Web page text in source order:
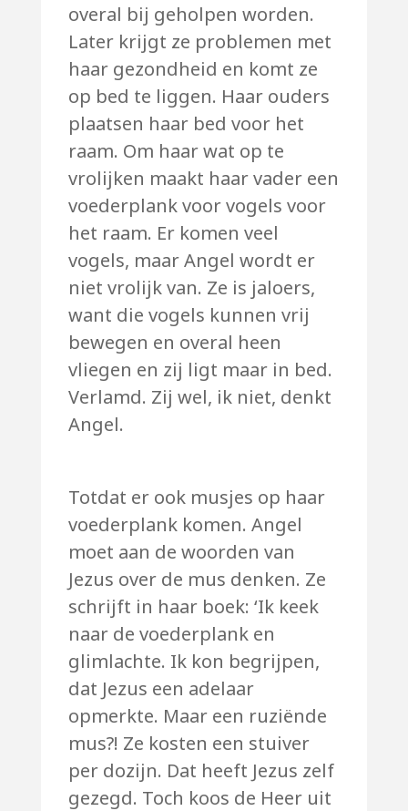
overal bij geholpen worden.
Later krijgt ze problemen met
haar gezondheid en komt ze
op bed te liggen. Haar ouders
plaatsen haar bed voor het
raam. Om haar wat op te
vrolijken maakt haar vader een
voederplank voor vogels voor
het raam. Er komen veel
vogels, maar Angel wordt er
niet vrolijk van. Ze is jaloers,
want die vogels kunnen vrij
bewegen en overal heen
vliegen en zij ligt maar in bed.
Verlamd. Zij wel, ik niet, denkt
Angel.
Totdat er ook musjes op haar
voederplank komen. Angel
moet aan de woorden van
Jezus over de mus denken. Ze
schrijft in haar boek: ‘Ik keek
naar de voederplank en
glimlachte. Ik kon begrijpen,
dat Jezus een adelaar
opmerkte. Maar een ruziënde
mus?! Ze kosten een stuiver
per dozijn. Dat heeft Jezus zelf
gezegd. Toch koos de Heer uit